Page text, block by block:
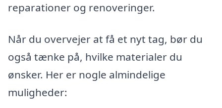
reparationer og renoveringer.
Når du overvejer at få et nyt tag, bør du
også tænke på, hvilke materialer du
ønsker. Her er nogle almindelige
muligheder: